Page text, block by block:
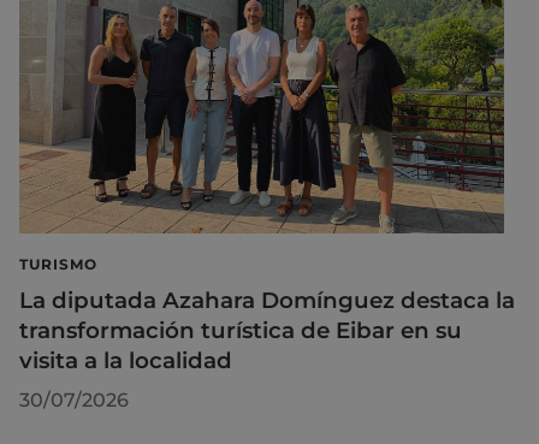
TURISMO
La diputada Azahara Domínguez destaca la
transformación turística de Eibar en su
visita a la localidad
30/07/2026